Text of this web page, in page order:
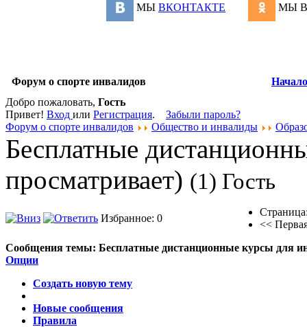
МЫ ВКОНТАКТЕ МЫ
Форум о спорте инвалидов
Начало
Добро пожаловать, Гость
Привет! Вход или Регистрация. Забыли пароль?
Форум о спорте инвалидов
Общество и инвалиды
Бесплатные
просматривает) (1) Гость
Избранное: 0
<<
Сообщения темы: Бесплатные дистанционные курсы для
Опции
Создать новую тему
Новые сообщения
Правила